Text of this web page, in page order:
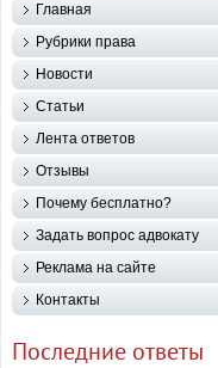
Главная
Рубрики права
Новости
Статьи
Лента ответов
Отзывы
Почему бесплатно?
Задать вопрос адвокату
Реклама на сайте
Контакты
Последние ответы